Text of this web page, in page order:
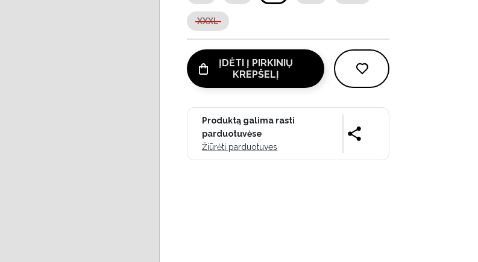
XXXL
ĮDĖTI Į PIRKINIŲ
KREPŠELĮ
Produktą galima rasti
parduotuvėse
Žiūrėti parduotuves